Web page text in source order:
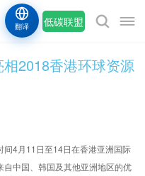
低碳联盟
翻译
2018香港环球资源
间4月11日至14日在香港亚洲国际
中国、韩国及其他亚洲地区的优